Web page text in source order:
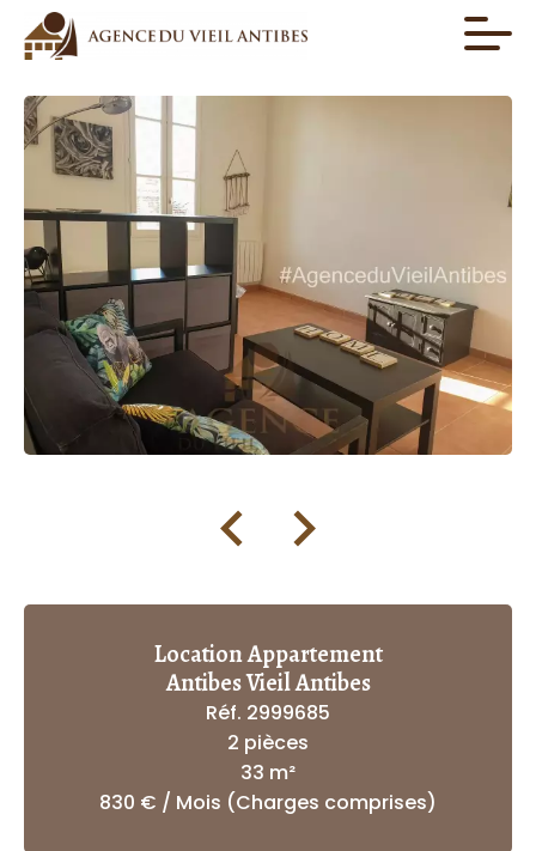
Location Appartement
Antibes Vieil Antibes
Réf. 2999685
2 pièces
33 m²
830 € / Mois (Charges comprises)